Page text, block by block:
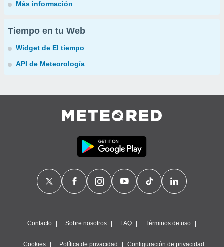
Más información
Tiempo en tu Web
Widget de El tiempo
API de Meteorología
Contacto Sobre nosotros FAQ Términos de uso
Cookies Política de privacidad Configuración de privacidad